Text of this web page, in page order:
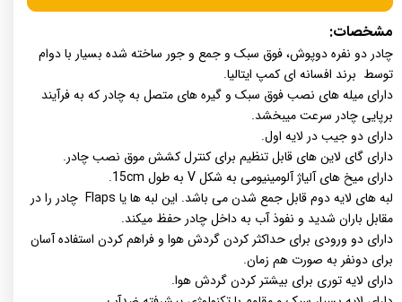
مشخصات:
چادر دو نفره دوپوش، فوق سبک و جمع و جور ساخته شده بسیار با دوام
توسط برند افسانه ای کمپ ایتالیا.
دارای میله های نصب فوق سبک و گیره های متصل به چادر که به فرآیند
برپایی چادر سرعت میبخشد.
دارای دو جیب در لایه اول.
دارای گای لاین های قابل تنظیم برای کنترل کشش موق نصب چادر.
دارای میخ های آلیاژ آلومینیومی به شکل V به طول 15cm.
لبه های لایه دوم قابل جمع شدن می باشد. این لبه ها یا Flaps چادر را در
مقابل باران شدید و نفوذ آب به داخل چادر حفظ میکند.
دارای دو ورودی برای حداکثر کردن گردش هوا و فراهم کردن استفاده آسان
برای دونفر به صورت هم زمان.
دارای لایه توری برای بیشتر کردن گردش هوا.